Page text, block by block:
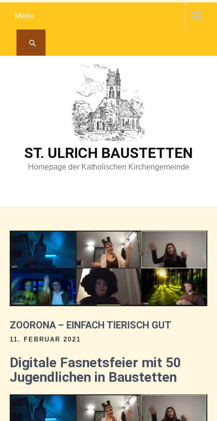
Menu
ST. ULRICH BAUSTETTEN
Homepage der Katholischen Kirchengemeinde
ZOORONA – EINFACH TIERISCH GUT
11. FEBRUAR 2021
Digitale Fasnetsfeier mit 50
Jugendlichen in Baustetten